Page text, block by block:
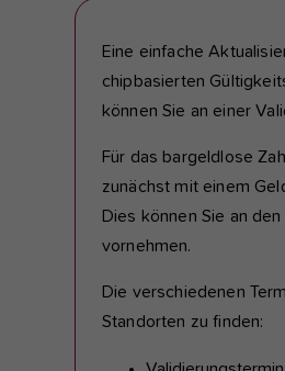
Eine einfache
chipbasierten
können Sie an einer
Für das bargeldlose
zunächst mit einem
Dies können Sie an
vornehmen.
Die verschiedenen
Standorten zu finden: